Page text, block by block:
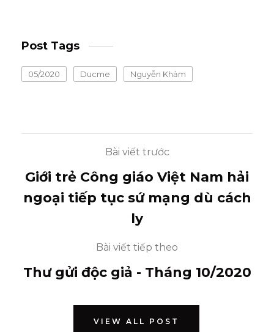
Post Tags
05/2020 Ducme Nguyễn Khảm
Bài viết trước
Giới trẻ Công giáo Việt Nam hải
ngoại tiếp tục sứ mạng dù cách
ly
Bài viết tiếp theo
Thư gửi độc giả - Tháng 10/2020
VIEW ALL POST